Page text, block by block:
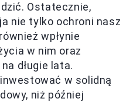
Ostatecznie,
nie tylko ochroni nasz
wpłynie
w nim oraz
długie lata.
w solidną
niż później